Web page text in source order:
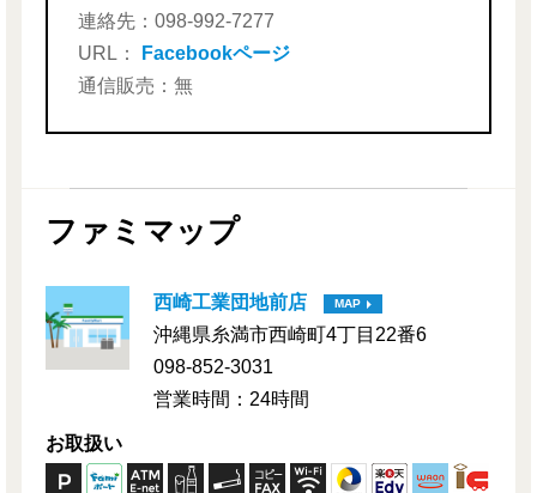
連絡先：098-992-7277
URL：
Facebookページ
通信販売：無
ファミマップ
西崎工業団地前店 MAP
沖縄県糸満市西崎町4丁目22番6
098-852-3031
営業時間：24時間
お取扱い